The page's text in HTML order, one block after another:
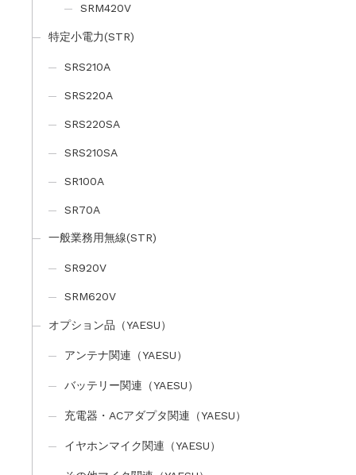
SRM420V
特定小電力(STR)
SRS210A
SRS220A
SRS220SA
SRS210SA
SR100A
SR70A
一般業務用無線(STR)
SR920V
SRM620V
オプション品（YAESU）
アンテナ関連（YAESU）
バッテリー関連（YAESU）
充電器・ACアダプタ関連（YAESU）
イヤホンマイク関連（YAESU）